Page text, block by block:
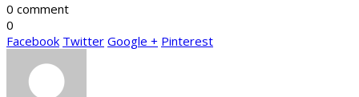
0 comment
0
Facebook Twitter Google + Pinterest